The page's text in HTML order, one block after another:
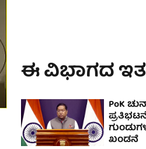
ಈ ವಿಭಾಗದ
PoK
ಖಂಡನೆ